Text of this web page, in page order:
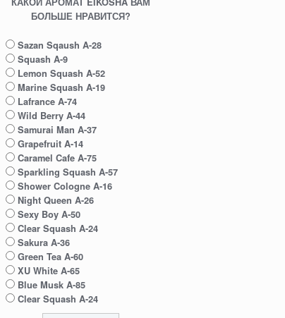
БОЛЬШЕ НРАВИТСЯ?
Sazan Sqaush A-28
Squash A-9
Lemon Squash A-52
Marine Squash A-19
Lafrance A-74
Wild Berry A-44
Samurai Man A-37
Grapefruit A-14
Caramel Cafe A-75
Sparkling Squash A-57
Shower Cologne A-16
Night Queen A-26
Sexy Boy A-50
Clear Squash A-24
Sakura A-36
Green Tea A-60
XU White A-65
Blue Musk A-85
Clear Squash A-24